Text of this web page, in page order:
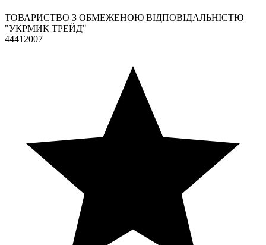
ТОВАРИСТВО З ОБМЕЖЕНОЮ ВІДПОВІДАЛЬНІСТЮ
"УКРМИК ТРЕЙД"
44412007